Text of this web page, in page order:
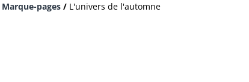
Marque-pages / L'univers de l'automne